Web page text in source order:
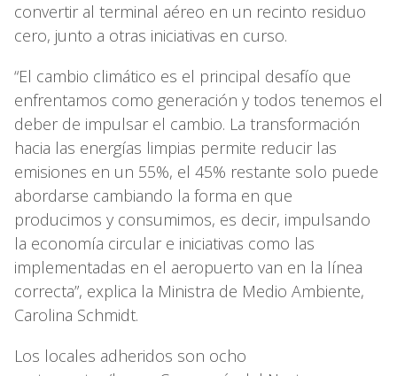
convertir al terminal aéreo en un recinto residuo
cero, junto a otras iniciativas en curso.
“El cambio climático es el principal desafío que
enfrentamos como generación y todos tenemos el
deber de impulsar el cambio. La transformación
hacia las energías limpias permite reducir las
emisiones en un 55%, el 45% restante solo puede
abordarse cambiando la forma en que
producimos y consumimos, es decir, impulsando
la economía circular e iniciativas como las
implementadas en el aeropuerto van en la línea
correcta”, explica la Ministra de Medio Ambiente,
Carolina Schmidt.
Los locales adheridos son ocho